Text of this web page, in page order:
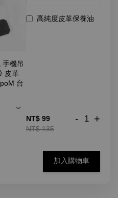
手機吊
皮革
台
高純度皮革保養油
NT$ 99
NT$ 135
- +
加入購物車